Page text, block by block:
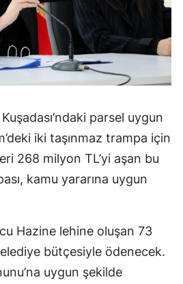
parsel uygun
iki taşınmaz trampa için
268 milyon TL’yi aşan bu
kamu yararına uygun
Hazine lehine oluşan 73
bütçesiyle ödenecek.
uygun şekilde